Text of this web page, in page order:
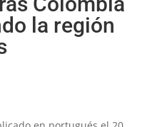
la región